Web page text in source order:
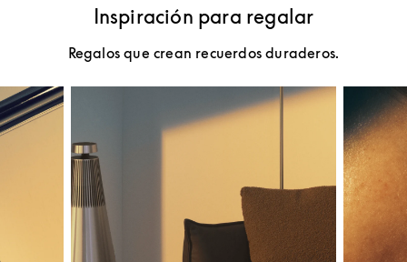
Inspiración para regalar
Regalos que crean recuerdos duraderos.